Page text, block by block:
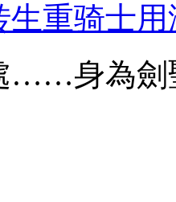
生重骑士
……身為劍